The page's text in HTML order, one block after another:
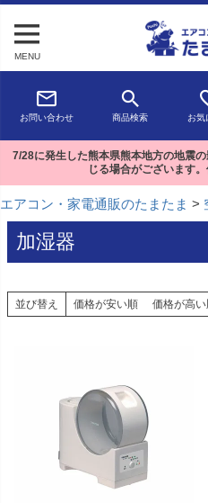
MENU
お問い合わせ 商品検索 お気
7/28に発生した熊本県熊本地方の地震
じる場合がございます。
エアコン・家電通販のたまたま
加湿器
並び替え 価格が安い順 価格が高